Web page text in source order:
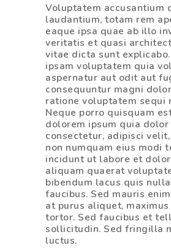
Voluptatem accusantium
laudantium, totam rem
eaque ipsa quae ab illo
veritatis et quasi
vitae dicta sunt
ipsam voluptatem quia
aspernatur aut odit aut
consequuntur magni
ratione voluptatem sequi
Neque porro quisquam
dolorem ipsum quia
consectetur, adipisci
non numquam eius modi
incidunt ut labore et
aliquam quaerat
bibendum lacus quis
faucibus. Sed mauris
at purus aliquet,
tortor. Sed faucibus et
sollicitudin. Sed fringilla
luctus.